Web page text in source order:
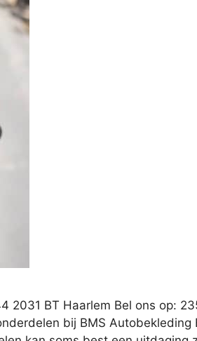
2031 BT Haarlem Bel ons op:
bij BMS Autobekleding